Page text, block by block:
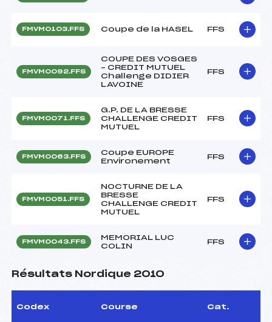
FMVM0103.FFS Coupe de la HASEL FFS
FMVM0092.FFS
COUPE DES VOSGES
– CREDIT MUTUEL
Challenge DIDIER
LAVOINE
FFS
FMVM0071.FFS
G.P. DE LA BRESSE
CHALLENGE CREDIT
MUTUEL
FFS
FMVM0063.FFS
Coupe EUROPE
Environement
FFS
FMVM0051.FFS
NOCTURNE DE LA
BRESSE
CHALLENGE CREDIT
MUTUEL
FFS
FMVM0043.FFS
MEMORIAL LUC
COLIN
FFS
Résultats Nordique 2010
Codex Course Cat.